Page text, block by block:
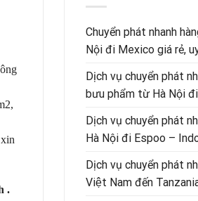
.
Chuyển phát nhanh
Nội đi Mexico giá rẻ,
Dịch vụ chuyển phát
bưu phẩm từ Hà Nội đi
Dịch vụ chuyển phát
Hà Nội đi Espoo –
Dịch vụ chuyển phát
Việt Nam đến